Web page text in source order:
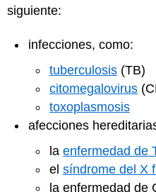
siguiente:
infecciones, como:
tuberculosis (TB)
citomegalovirus
toxoplasmosis
afecciones
la enfermedad de
el síndrome del X
la enfermedad de